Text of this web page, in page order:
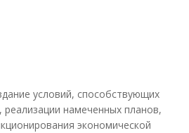
условий, способствующих
намеченных планов,
экономической